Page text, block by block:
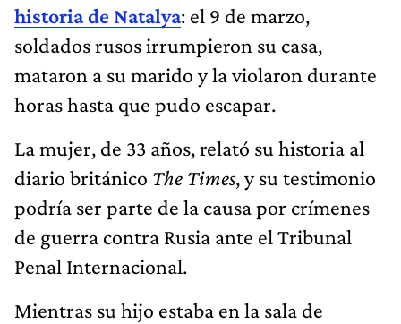
historia de Natalya: el 9 de marzo,
soldados rusos irrumpieron su casa,
mataron a su marido y la violaron durante
horas hasta que pudo escapar.
La mujer, de 33 años, relató su historia al
diario británico The Times, y su testimonio
podría ser parte de la causa por crímenes
de guerra contra Rusia ante el Tribunal
Penal Internacional.
Mientras su hijo estaba en la sala de